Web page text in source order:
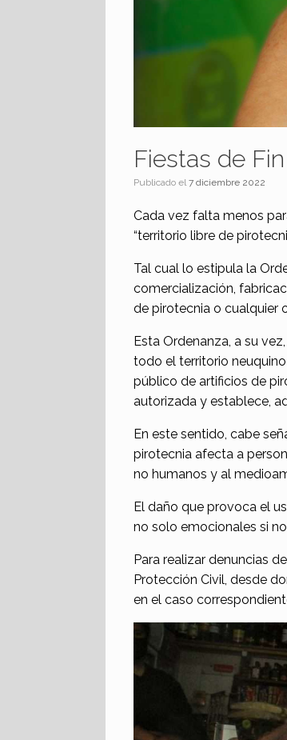
Fiestas de
Publicado el7 diciembre 2022
Cada vez falta menos
“territorio libre de
Tal cual lo estipula la
comercialización,
de pirotecnia o cualquier
Esta Ordenanza, a su
todo el territorio
público de artificios de
autorizada y establece,
En este sentido, cabe
pirotecnia afecta a
no humanos y al
El daño que provoca el
no solo emocionales si
Para realizar denuncias
Protección Civil, desde
en el caso